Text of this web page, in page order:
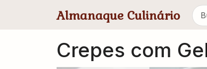
Almanaque Culinário
Crepes com